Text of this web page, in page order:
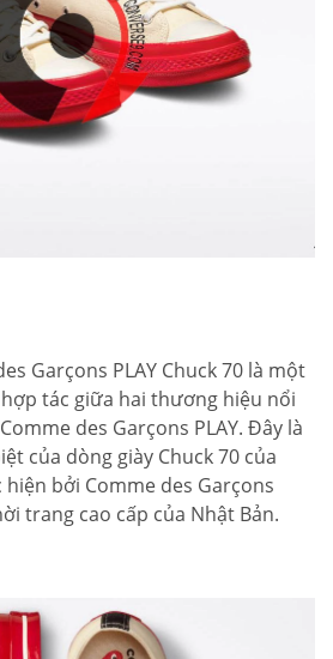
Garçons PLAY Chuck 70 là một
tác giữa hai thương hiệu nổi
des Garçons PLAY. Đây là
của dòng giày Chuck 70 của
bởi Comme des Garçons
trang cao cấp của Nhật Bản.